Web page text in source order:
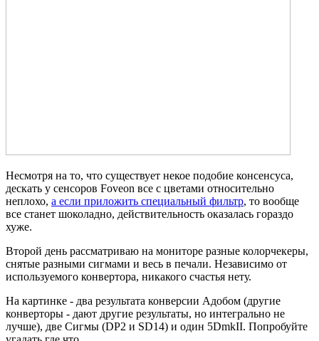
Несмотря на то, что существует некое подобие консенсуса,
дескать у сенсоров Foveon все с цветами относительно
неплохо, а если приложить специальный фильтр, то вообще
все станет шоколадно, действительность оказалась гораздо
хуже.
Второй день рассматриваю на мониторе разные колорчекеры,
снятые разными сигмами и весь в печали. Независимо от
используемого конвертора, никакого счастья нету.
На картинке - два результата конверсии Адобом (другие
конверторы - дают другие результаты, но интегрально не
лучше), две Сигмы (DP2 и SD14) и один 5DmkII. Попробуйте